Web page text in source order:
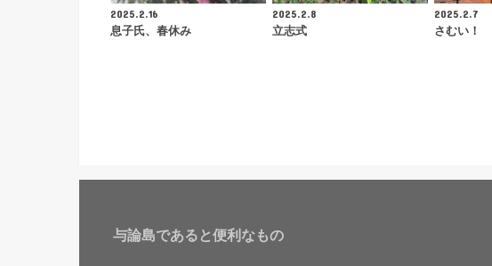
2025.2.16
息子氏、春休み
2025.2.8
立志式
2025.2.7
さむい！
与論島であると便利なもの